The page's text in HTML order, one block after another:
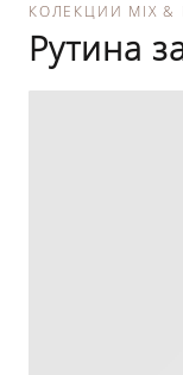
КОЛЕКЦИИ MIX &
Рутина